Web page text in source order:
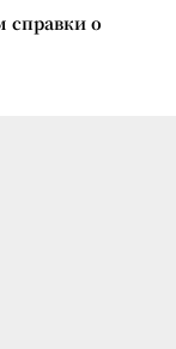
справки о